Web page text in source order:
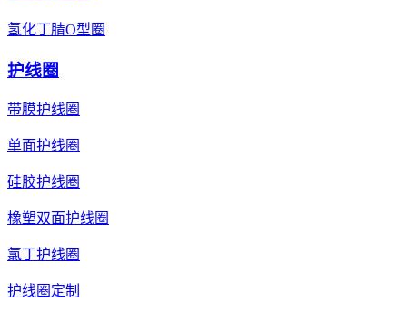
氢化丁腈O型圈
护线圈
带膜护线圈
单面护线圈
硅胶护线圈
橡塑双面护线圈
氯丁护线圈
护线圈定制